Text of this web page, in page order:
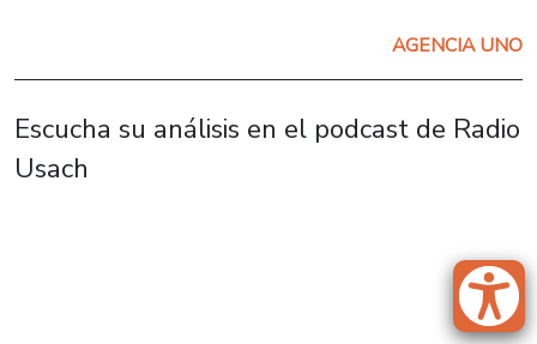
AGENCIA UNO
Escucha su análisis en el podcast de Radio
Usach